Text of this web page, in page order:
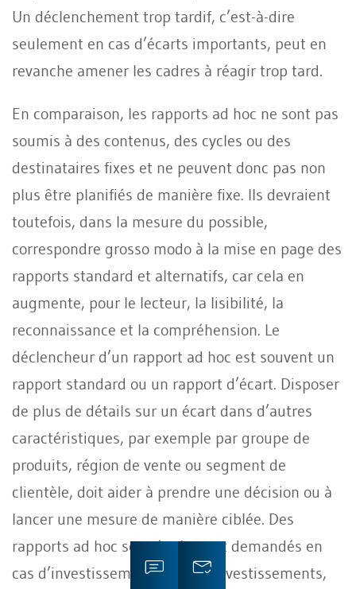
Un déclenchement trop tardif, c’est-à-dire
seulement en cas d’écarts importants, peut en
revanche amener les cadres à réagir trop tard.
En comparaison, les rapports ad hoc ne sont pas
soumis à des contenus, des cycles ou des
destinataires fixes et ne peuvent donc pas non
plus être planifiés de manière fixe. Ils devraient
toutefois, dans la mesure du possible,
correspondre grosso modo à la mise en page des
rapports standard et alternatifs, car cela en
augmente, pour le lecteur, la lisibilité, la
reconnaissance et la compréhension. Le
déclencheur d’un rapport ad hoc est souvent un
rapport standard ou un rapport d’écart. Disposer
de plus de détails sur un écart dans d’autres
caractéristiques, par exemple par groupe de
produits, région de vente ou segment de
clientèle, doit aider à prendre une décision ou à
lancer une mesure de manière ciblée. Des
rapports ad hoc sont également demandés en
cas d’investissements, de désinvestissements,